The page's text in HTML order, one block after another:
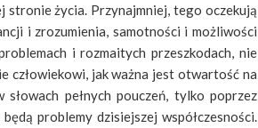
stronie życia. Przynajmniej, tego oczekują
i zrozumienia, samotności i możliwości
i rozmaitych przeszkodach, nie
człowiekowi, jak ważna jest otwartość na
pełnych pouczeń, tylko poprzez
problemy dzisiejszej współczesności.